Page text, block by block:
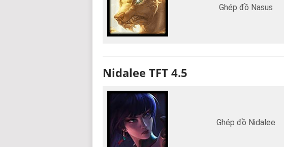
Ghép đồ Nasus
Nidalee TFT 4.5
Ghép đồ Nidalee